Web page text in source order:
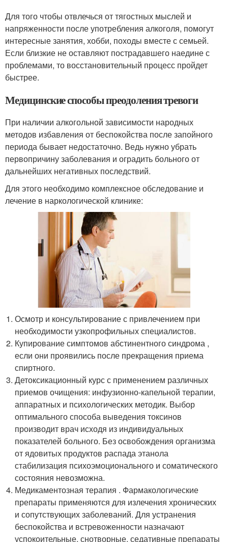
Для того чтобы отвлечься от тягостных мыслей и
напряженности после употребления алкоголя, помогут
интересные занятия, хобби, походы вместе с семьей.
Если близкие не оставляют пострадавшего наедине с
проблемами, то восстановительный процесс пройдет
быстрее.
Медицинские способы преодоления тревоги
При наличии алкогольной зависимости народных
методов избавления от беспокойства после запойного
периода бывает недостаточно. Ведь нужно убрать
первопричину заболевания и оградить больного от
дальнейших негативных последствий.
Для этого необходимо комплексное обследование и
лечение в наркологической клинике:
Осмотр и консультирование с привлечением при
необходимости узкопрофильных специалистов.
Купирование симптомов абстинентного синдрома ,
если они проявились после прекращения приема
спиртного.
Детоксикационный курс с применением различных
приемов очищения: инфузионно-капельной терапии,
аппаратных и психологических методик. Выбор
оптимального способа выведения токсинов
производит врач исходя из индивидуальных
показателей больного. Без освобождения организма
от ядовитых продуктов распада этанола
стабилизация психоэмоционального и соматического
состояния невозможна.
Медикаментозная терапия . Фармакологические
препараты применяются для излечения хронических
и сопутствующих заболеваний. Для устранения
беспокойства и встревоженности назначают
успокоительные, снотворные, седативные препараты